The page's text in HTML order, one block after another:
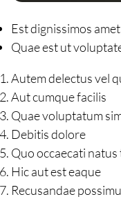
Est dignissimos
Quae est ut
Autem delectus vel
Aut cumque facilis
Quae voluptatum
Debitis dolore
Quo occaecati
Hic aut est eaque
Recusandae